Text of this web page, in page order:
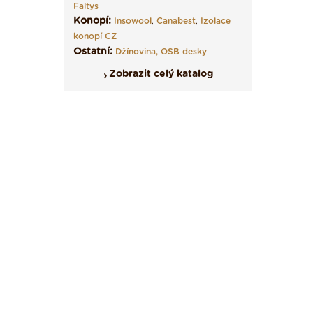
Faltys
Konopí: Insowool, Canabest, Izolace
konopí CZ
Ostatní: Džínovina, OSB desky
Zobrazit celý katalog